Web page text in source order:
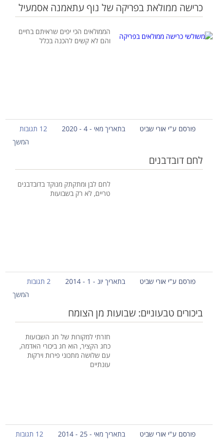
כרישה ממולאת בפריקה של נוף עתאמנה אסמעיל
הממולאים הכי יפים שראיתם בחיים
והם לא קשים להכנה בכלל
פורסם ע"י אורי שביט בתאריך מאי - 4 - 2020
12 תגובות
המשך
לחם דובדבנים
לחם לבן ומתקתק מנוקד בדובדבנים
טריים, לא רק בשבועות
פורסם ע"י אורי שביט בתאריך יונ - 1 - 2014
2 תגובות
המשך
ביכורים טבעוניים: שבועות מן הצומח
חזרתי למקורות של חג השבועות
כחג הקציר, הוא חג ביכורי האדמה,
עם שלושה מתכוני פירות וירקות
עונתיים
פורסם ע"י אורי שביט בתאריך מאי - 25 - 2014
12 תגובות